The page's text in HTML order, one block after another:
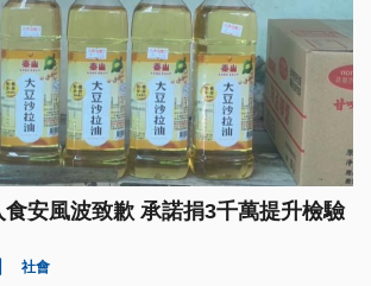
安風波致歉 承諾捐3千萬提升檢驗
社會